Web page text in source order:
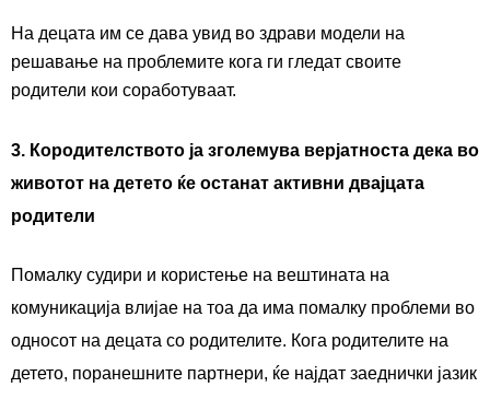
На децата им се дава увид во здрави модели на
решавање на проблемите кога ги гледат своите
родители кои соработуваат.
3. Кородителството ја зголемува верјатноста дека во
животот на детето ќе останат активни двајцата
родители
Помалку судири и користење на вештината на
комуникација влијае на тоа да има помалку проблеми во
односот на децата со родителите. Кога родителите на
детето, поранешните партнери, ќе најдат заеднички јазик